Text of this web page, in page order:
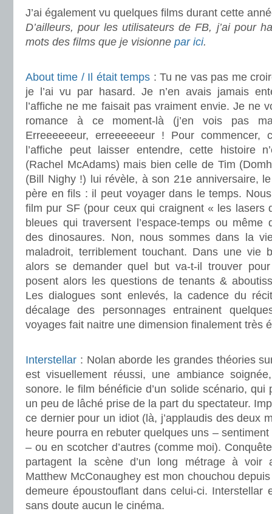
J’ai également vu quelques films durant cette
D’ailleurs, pour les utilisateurs de FB, j’ai pour
mots des films que je visionne par ici.
About time / Il était temps : Tu ne vas pas me
je l’ai vu par hasard. Je n’en avais jamais
l’affiche ne me faisait pas vraiment envie. Je ne
romance à ce moment-là (j’en vois pas
Erreeeeeeur, erreeeeeeur ! Pour commencer,
l’affiche peut laisser entendre, cette histoire
(Rachel McAdams) mais bien celle de Tim
(Bill Nighy !) lui révèle, à son 21e anniversaire,
père en fils : il peut voyager dans le temps.
film pur SF (pour ceux qui craignent « les lasers
bleues qui traversent l’espace-temps ou même
des dinosaures. Non, nous sommes dans la
maladroit, terriblement touchant. Dans une vie
alors se demander quel but va-t-il trouver
posent alors les questions de tenants &
Les dialogues sont enlevés, la cadence du
décalage des personnages entrainent
voyages fait naitre une dimension finalement très
Interstellar : Nolan aborde les grandes théories
est visuellement réussi, une ambiance
sonore. le film bénéficie d’un solide scénario, qui
un peu de lâché prise de la part du spectateur.
ce dernier pour un idiot (là, j’applaudis des deux
heure pourra en rebuter quelques uns –
– ou en scotcher d’autres (comme moi).
partagent la scène d’un long métrage à voir
Matthew McConaughey est mon chouchou
demeure époustouflant dans celui-ci. Interstellar
sans doute aucun le cinéma.